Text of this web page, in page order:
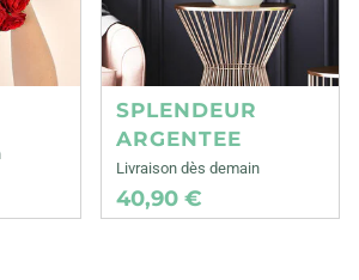
SPLENDEUR
ARGENTEE
Livraison dès demain
40,90 €